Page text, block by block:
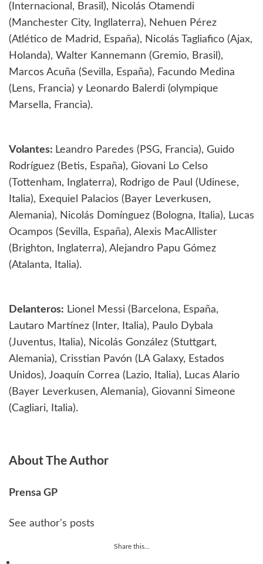
(Internacional, Brasil), Nicolás Otamendi
(Manchester City, Ingllaterra), Nehuen Pérez
(Atlético de Madrid, España), Nicolás Tagliafico (Ajax,
Holanda), Walter Kannemann (Gremio, Brasil),
Marcos Acuña (Sevilla, España), Facundo Medina
(Lens, Francia) y Leonardo Balerdi (olympique
Marsella, Francia).
Volantes: Leandro Paredes (PSG, Francia), Guido
Rodríguez (Betis, España), Giovani Lo Celso
(Tottenham, Inglaterra), Rodrigo de Paul (Udinese,
Italia), Exequiel Palacios (Bayer Leverkusen,
Alemania), Nicolás Domínguez (Bologna, Italia), Lucas
Ocampos (Sevilla, España), Alexis MacAllister
(Brighton, Inglaterra), Alejandro Papu Gómez
(Atalanta, Italia).
Delanteros: Lionel Messi (Barcelona, España,
Lautaro Martínez (Inter, Italia), Paulo Dybala
(Juventus, Italia), Nicolás González (Stuttgart,
Alemania), Crisstian Pavón (LA Galaxy, Estados
Unidos), Joaquín Correa (Lazio, Italia), Lucas Alario
(Bayer Leverkusen, Alemania), Giovanni Simeone
(Cagliari, Italia).
About The Author
Prensa GP
See author's posts
Share this...